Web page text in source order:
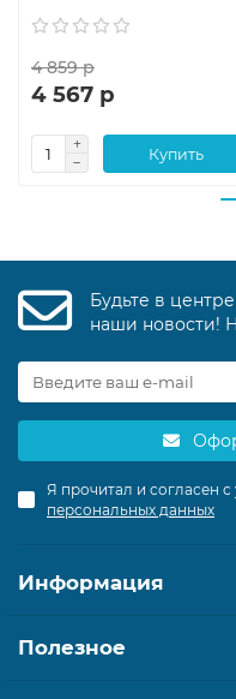
4 859 р
4 567 р
Купить
Будьте в
наши новости!
Я прочитал и согласен
персональных данных
Информация
Полезное